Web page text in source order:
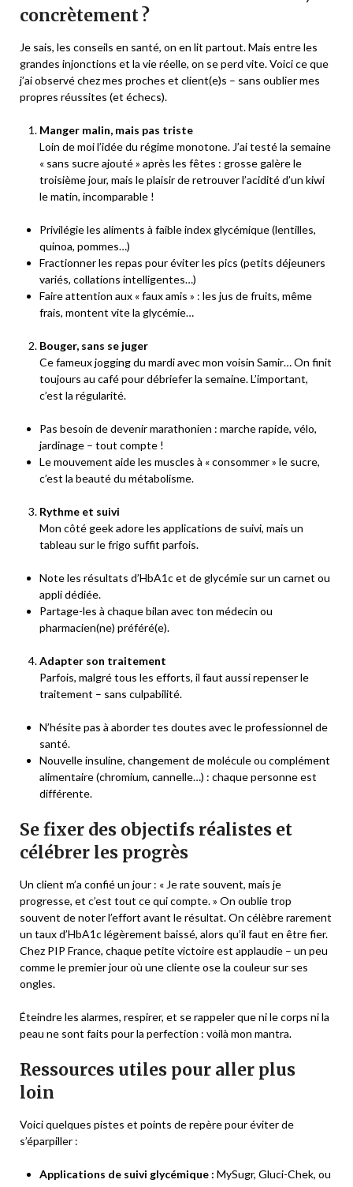
concrètement ?
Je sais, les conseils en santé, on en lit partout. Mais entre les
grandes injonctions et la vie réelle, on se perd vite. Voici ce que
j’ai observé chez mes proches et client(e)s – sans oublier mes
propres réussites (et échecs).
Manger malin, mais pas triste
Loin de moi l’idée du régime monotone. J’ai testé la semaine
« sans sucre ajouté » après les fêtes : grosse galère le
troisième jour, mais le plaisir de retrouver l’acidité d’un kiwi
le matin, incomparable !
Privilégie les aliments à faible index glycémique (lentilles,
quinoa, pommes…)
Fractionner les repas pour éviter les pics (petits déjeuners
variés, collations intelligentes…)
Faire attention aux « faux amis » : les jus de fruits, même
frais, montent vite la glycémie…
Bouger, sans se juger
Ce fameux jogging du mardi avec mon voisin Samir… On finit
toujours au café pour débriefer la semaine. L’important,
c’est la régularité.
Pas besoin de devenir marathonien : marche rapide, vélo,
jardinage – tout compte !
Le mouvement aide les muscles à « consommer » le sucre,
c’est la beauté du métabolisme.
Rythme et suivi
Mon côté geek adore les applications de suivi, mais un
tableau sur le frigo suffit parfois.
Note les résultats d’HbA1c et de glycémie sur un carnet ou
appli dédiée.
Partage-les à chaque bilan avec ton médecin ou
pharmacien(ne) préféré(e).
Adapter son traitement
Parfois, malgré tous les efforts, il faut aussi repenser le
traitement – sans culpabilité.
N’hésite pas à aborder tes doutes avec le professionnel de
santé.
Nouvelle insuline, changement de molécule ou complément
alimentaire (chromium, cannelle…) : chaque personne est
différente.
Se fixer des objectifs réalistes et
célébrer les progrès
Un client m’a confié un jour : « Je rate souvent, mais je
progresse, et c’est tout ce qui compte. » On oublie trop
souvent de noter l’effort avant le résultat. On célèbre rarement
un taux d’HbA1c légèrement baissé, alors qu’il faut en être fier.
Chez PIP France, chaque petite victoire est applaudie – un peu
comme le premier jour où une cliente ose la couleur sur ses
ongles.
Éteindre les alarmes, respirer, et se rappeler que ni le corps ni la
peau ne sont faits pour la perfection : voilà mon mantra.
Ressources utiles pour aller plus
loin
Voici quelques pistes et points de repère pour éviter de
s’éparpiller :
Applications de suivi glycémique : MySugr, Gluci-Chek, ou